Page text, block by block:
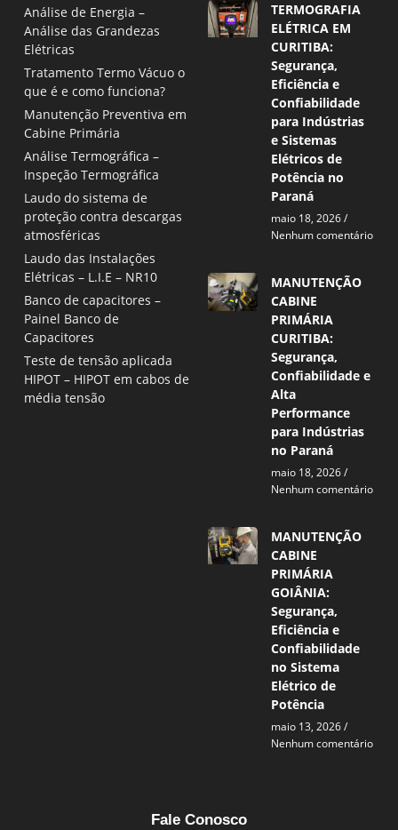
Análise de Energia –
Análise das Grandezas
Elétricas
Tratamento Termo Vácuo o
que é e como funciona?
Manutenção Preventiva em
Cabine Primária
Análise Termográfica –
Inspeção Termográfica
Laudo do sistema de
proteção contra descargas
atmosféricas
Laudo das Instalações
Elétricas – L.I.E – NR10
Banco de capacitores –
Painel Banco de
Capacitores
Teste de tensão aplicada
HIPOT – HIPOT em cabos de
média tensão
TERMOGRAFIA
ELÉTRICA EM
CURITIBA:
Segurança,
Eficiência e
Confiabilidade
para Indústrias
e Sistemas
Elétricos de
Potência no
Paraná
maio 18, 2026
Nenhum comentário
MANUTENÇÃO
CABINE
PRIMÁRIA
CURITIBA:
Segurança,
Confiabilidade e
Alta
Performance
para Indústrias
no Paraná
maio 18, 2026
Nenhum comentário
MANUTENÇÃO
CABINE
PRIMÁRIA
GOIÂNIA:
Segurança,
Eficiência e
Confiabilidade
no Sistema
Elétrico de
Potência
maio 13, 2026
Nenhum comentário
Fale Conosco